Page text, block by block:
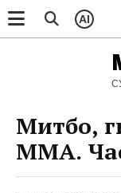
AI
Митбо,
ММА.